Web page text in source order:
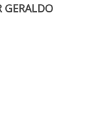
GERALDO